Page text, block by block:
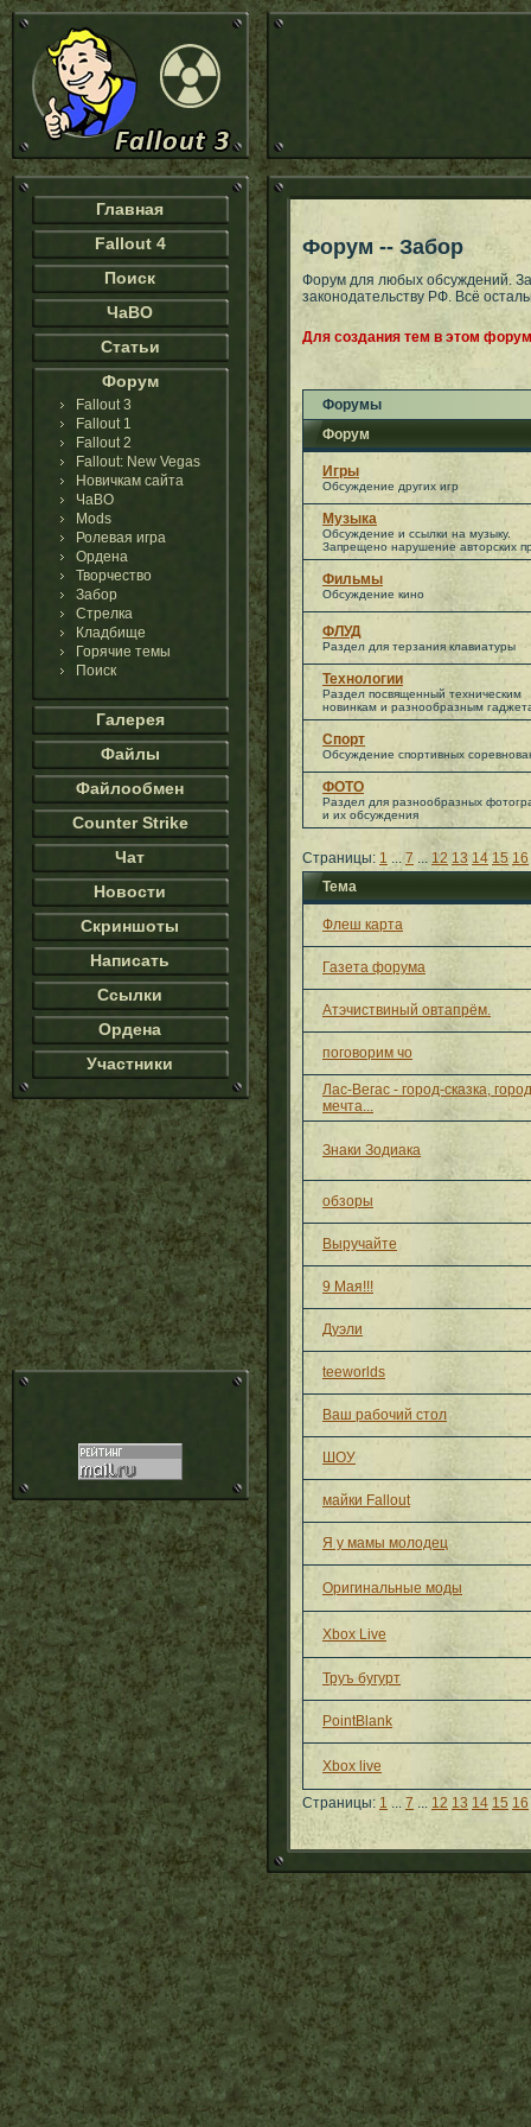
Главная
Fallout 4
Поиск
ЧаВО
Статьи
Форум
Fallout 3
Fallout 1
Fallout 2
Fallout: New Vegas
Новичкам сайта
ЧаВО
Mods
Ролевая игра
Ордена
Творчество
Забор
Стрелка
Кладбище
Горячие темы
Поиск
Галерея
Файлы
Файлообмен
Counter Strike
Чат
Новости
Скриншоты
Написать
Ссылки
Ордена
Участники
Форум -- Забор
Форум для любых обсуждений.
законодательству РФ. Всё
Для создания тем в этом
Форумы
Форум
Игры
Обсуждение других игр
Музыка
Обсуждение и ссылки на музыку.
Запрещено нарушение авторских
Фильмы
Обсуждение кино
ФЛУД
Раздел для терзания клавиатуры
Технологии
Раздел посвященный техническим
новинкам и разнообразным
Спорт
Обсуждение спортивных
ФОТО
Раздел для разнообразных
и их обсуждения
Страницы: 1 ... 7 ... 12 13 14 15 16
Тема
Флеш карта
Газета форума
Атэчиствиный овтапрём.
поговорим чо
Лас-Вегас - город-сказка,
мечта...
Знаки Зодиака
обзоры
Выручайте
9 Мая!!!
Дуэли
teeworlds
Ваш рабочий стол
ШОУ
майки Fallout
Я у мамы молодец
Оригинальные моды
Xbox Live
Труъ бугурт
PointBlank
Xbox live
Страницы: 1 ... 7 ... 12 13 14 15 16